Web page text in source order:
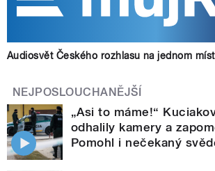
Audiosvět Českého rozhlasu na jednom
NEJPOSLOUCHANĚJŠÍ
„Asi to máme!“
odhalily kamery a
Pomohl i nečekaný